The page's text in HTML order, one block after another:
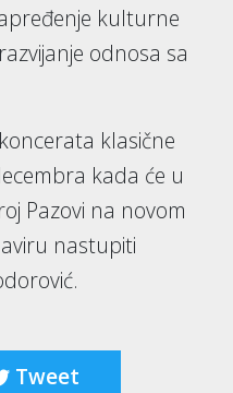
kulturne
odnosa sa
klasične
kada će u
Pazovi na novom
nastupiti
Tweet